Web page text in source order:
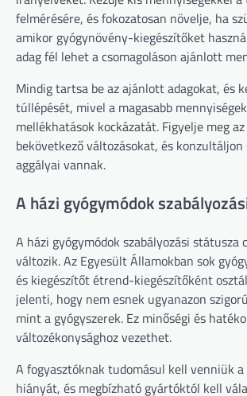
felmérésére, és fokozatosan növelje, ha
amikor gyógynövény-kiegészítőket
adag fél lehet a csomagoláson ajánlott
Mindig tartsa be az ajánlott adagokat, és
túllépését, mivel a magasabb
mellékhatások kockázatát. Figyelje meg az
bekövetkező változásokat, és
aggályai vannak.
A házi gyógymódok
A házi gyógymódok szabályozási státusza
változik. Az Egyesült Államokban sok
és kiegészítőt étrend-kiegészítőként
jelenti, hogy nem esnek ugyanazon
mint a gyógyszerek. Ez minőségi és
változékonysághoz vezethet.
A fogyasztóknak tudomásul kell venniük a
hiányát, és megbízható gyártóktól kell